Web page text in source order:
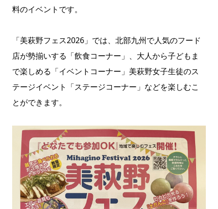
料のイベントです。
「美萩野フェス2026」では、北部九州で人気のフード
店が勢揃いする「飲食コーナー」、大人から子どもま
で楽しめる「イベントコーナー」美萩野女子生徒のス
テージイベント「ステージコーナー」などを楽しむこ
とができます。